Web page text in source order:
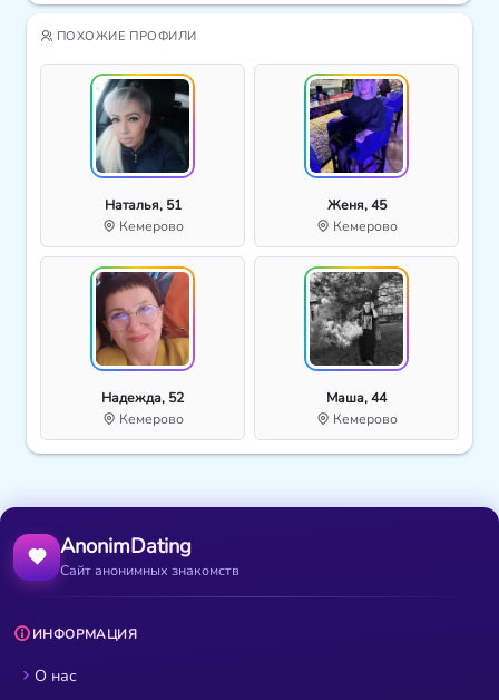
ПОХОЖИЕ ПРОФИЛИ
Наталья, 51
Кемерово
Женя, 45
Кемерово
Надежда, 52
Кемерово
Маша, 44
Кемерово
AnonimDating
Сайт анонимных знакомств
ИНФОРМАЦИЯ
О нас